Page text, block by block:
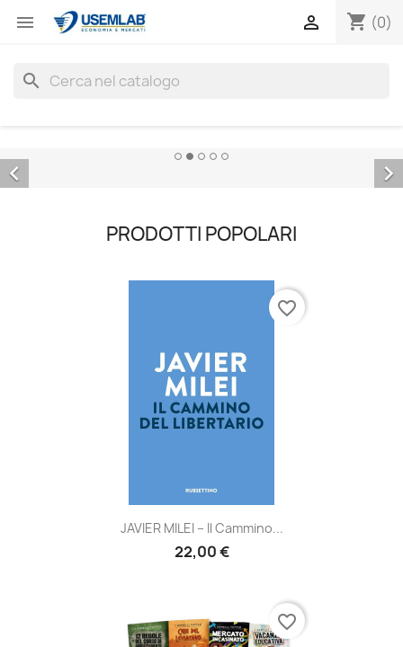
 shopping_cart (0)

search
 
PRODOTTI POPOLARI
JAVIER MILEI – Il Cammino...
22,00 €
favorite_border
favorite_border